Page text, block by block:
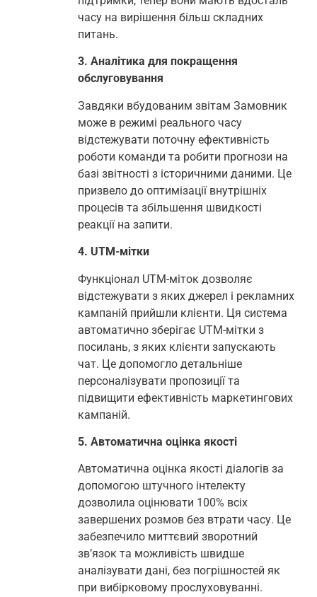
часу на вирішення більш складних
питань.
3. Аналітика для покращення
обслуговування
Завдяки вбудованим звітам Замовник
може в режимі реального часу
відстежувати поточну ефективність
роботи команди та робити прогнози на
базі звітності з історичними даними. Це
призвело до оптимізації внутрішніх
процесів та збільшення швидкості
реакції на запити.
4. UTM-мітки
Функціонал UTM-міток дозволяє
відстежувати з яких джерел і рекламних
кампаній прийшли клієнти. Ця система
автоматично зберігає UTM-мітки з
посилань, з яких клієнти запускають
чат. Це допомогло детальніше
персоналізувати пропозиції та
підвищити ефективність маркетингових
кампаній.
5. Автоматична оцінка якості
Автоматична оцінка якості діалогів за
допомогою штучного інтелекту
дозволила оцінювати 100% всіх
завершених розмов без втрати часу. Це
забезпечило миттєвий зворотний
зв’язок та можливість швидше
аналізувати дані, без погрішностей як
при вибірковому прослуховуванні.